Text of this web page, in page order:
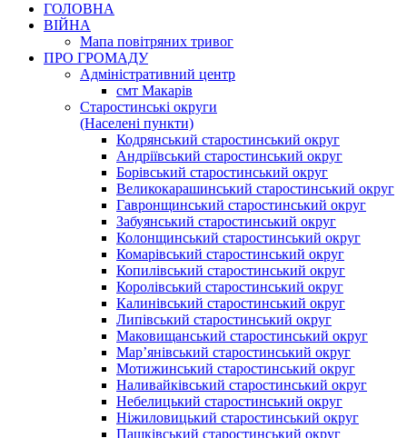
ГОЛОВНА
ВІЙНА
Мапа повітряних тривог
ПРО ГРОМАДУ
Aдміністративний центр
смт Макарів
Старостинські округи
(Населені пункти)
Кодрянський старостинський округ
Андріївський старостинський округ
Борівський старостинський округ
Великокарашинський старостинський округ
Гавронщинський старостинський округ
Забуянський старостинський округ
Колонщинський старостинський округ
Комарівський старостинський округ
Копилівський старостинський округ
Королівський старостинський округ
Калинівський старостинський округ
Липівський старостинський округ
Маковищанський старостинський округ
Мар’янівський старостинський округ
Мотижинський старостинський округ
Наливайківський старостинський округ
Небелицький старостинський округ
Ніжиловицький старостинський округ
Пашківський старостинський округ